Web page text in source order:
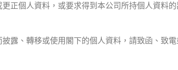
正個人資料，或要求得到本公司所持個人資料
露、轉移或使用閣下的個人資料，請致函、致